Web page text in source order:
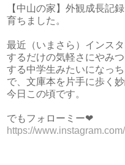
【中山の家】外観成長記
育ちました。
最近（いまさら）インス
するだけの気軽さにやみ
する中学生みたいになっ
で、文庫本を片手に歩く
今日この頃です。
でもフォローミー❤
https://